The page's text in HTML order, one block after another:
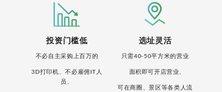
投资门槛低
不必自主采购上百万的
3D打印机、不必雇佣IT人
员、
选址灵活
只需40-50平方米的营业
面积即可开店营业,
可在商圈、景区等各类人流